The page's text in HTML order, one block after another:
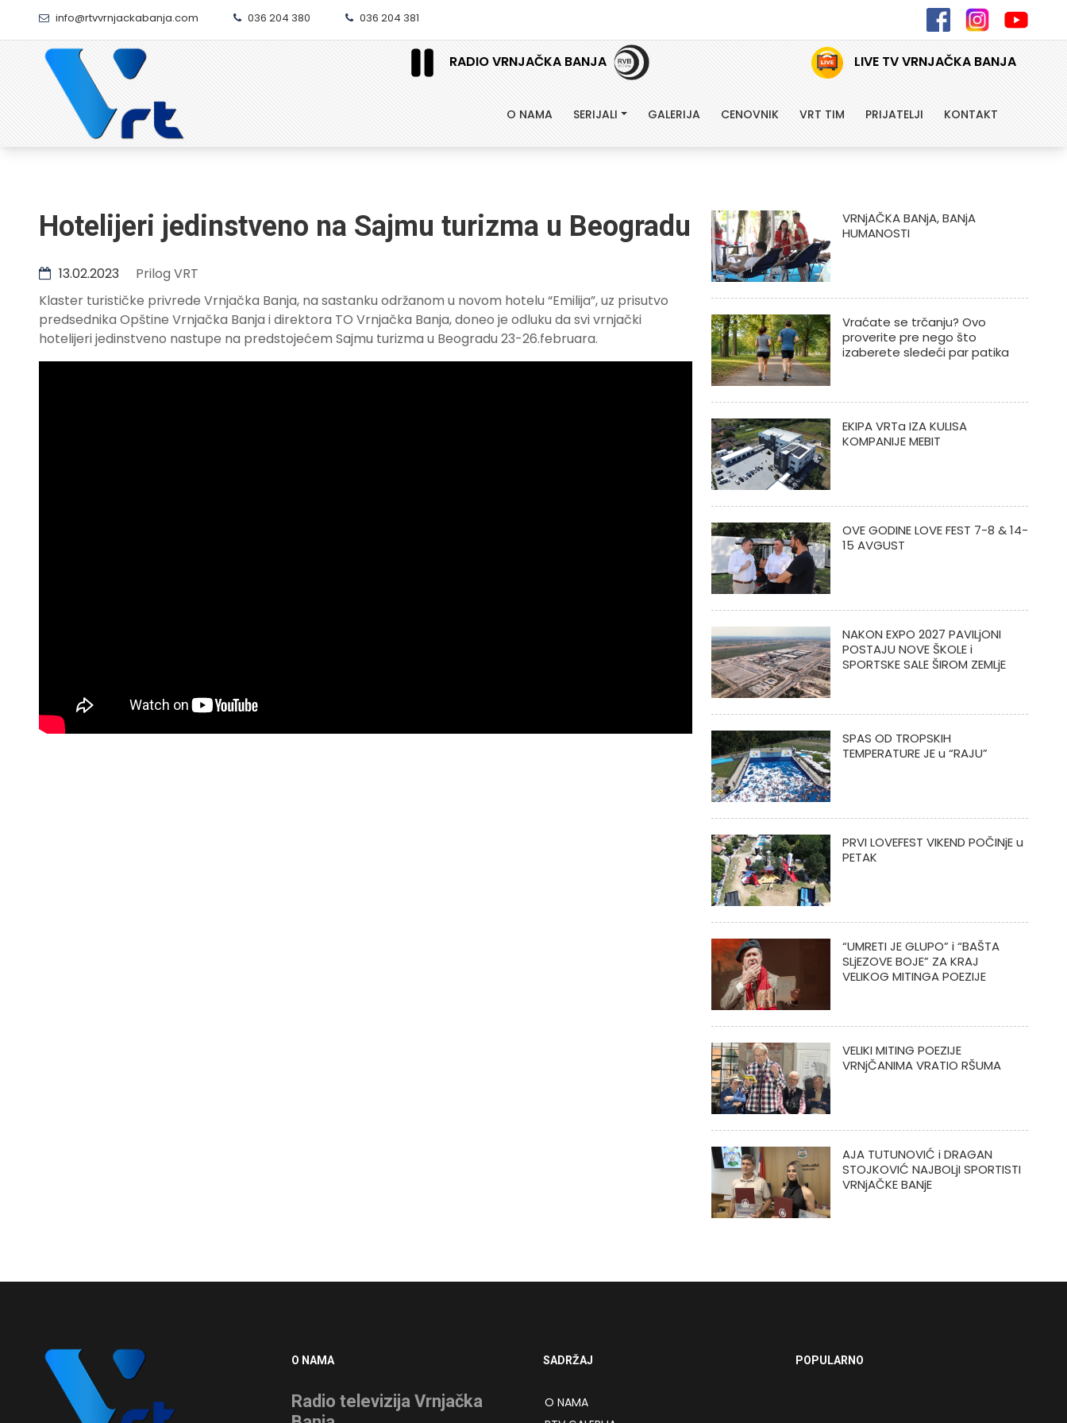
info@rtvvrnjackabanja.com 036 204 380 036 204 381
RADIO VRNJAČKA BANJA LIVE TV VRNJAČKA BANJA
O NAMA SERIJALI GALERIJA CENOVNIK VRT TIM PRIJATELJI KONTAKT
Hotelijeri jedinstveno na Sajmu turizma u Beogradu
13.02.2023
Prilog VRT
Klaster turističke privrede Vrnjačka Banja, na sastanku održanom u novom hotelu “Emilija”, uz prisutvo
predsednika Opštine Vrnjačka Banja i direktora TO Vrnjačka Banja, doneo je odluku da svi vrnjački
hotelijeri jedinstveno nastupe na predstojećem Sajmu turizma u Beogradu 23-26.februara.
VRNjAČKA BANjA, BANjA
HUMANOSTI
Vraćate se trčanju? Ovo
proverite pre nego što
izaberete sledeći par patika
EKIPA VRTa IZA KULISA
KOMPANIJE MEBIT
OVE GODINE LOVE FEST 7-8 & 14-
15 AVGUST
NAKON EXPO 2027 PAVILjONI
POSTAJU NOVE ŠKOLE i
SPORTSKE SALE ŠIROM ZEMLjE
SPAS OD TROPSKIH
TEMPERATURE JE u “RAJU”
PRVI LOVEFEST VIKEND POČINjE u
PETAK
“UMRETI JE GLUPO” i “BAŠTA
SLjEZOVE BOJE” ZA KRAJ
VELIKOG MITINGA POEZIJE
VELIKI MITING POEZIJE
VRNjČANIMA VRATIO RŠUMA
AJA TUTUNOVIĆ i DRAGAN
STOJKOVIĆ NAJBOLjI SPORTISTI
VRNjAČKE BANjE
O NAMA
Radio televizija Vrnjačka
SADRŽAJ
O NAMA
POPULARNO